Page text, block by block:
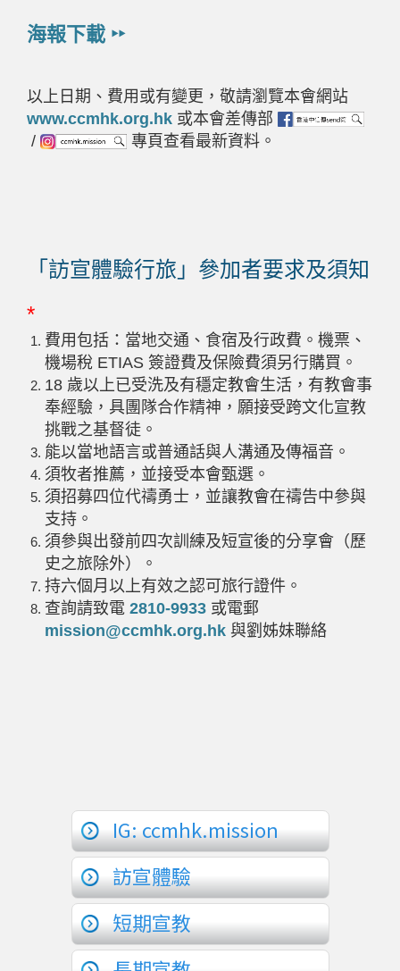
海報下載 ‣‣
以上日期、費用或有變更，敬請瀏覽本會網站
www.ccmhk.org.hk 或本會差傳部
/
專頁查看最新資料。
「訪宣體驗行旅」參加者要求及須知
*
費用包括：當地交通、食宿及行政費。機票、
機場稅 ETIAS 簽證費及保險費須另行購買。
18 歲以上已受洗及有穩定教會生活，有教會事
奉經驗，具團隊合作精神，願接受跨文化宣教
挑戰之基督徒。
能以當地語言或普通話與人溝通及傳福音。
須牧者推薦，並接受本會甄選。
須招募四位代禱勇士，並讓教會在禱告中參與
支持。
須參與出發前四次訓練及短宣後的分享會（歷
史之旅除外）。
持六個月以上有效之認可旅行證件。
查詢請致電 2810-9933 或電郵
mission@ccmhk.org.hk 與劉姊妹聯絡
IG: ccmhk.mission
訪宣體驗
短期宣教